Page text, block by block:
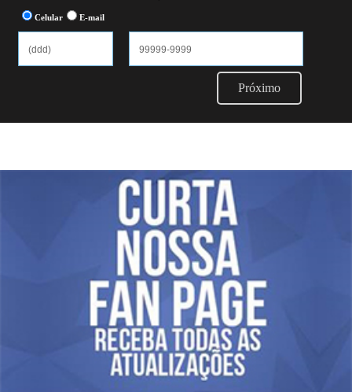
Celular E-mail
Próximo